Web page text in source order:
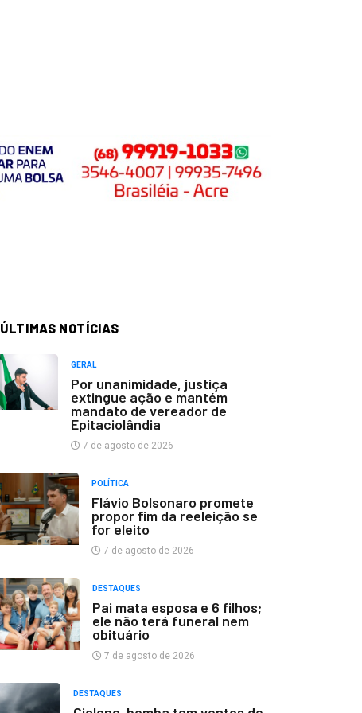
ÚLTIMAS NOTÍCIAS
GERAL
Por unanimidade, justiça
extingue ação e mantém
mandato de vereador de
Epitaciolândia
7 de agosto de 2026
POLÍTICA
Flávio Bolsonaro promete
propor fim da reeleição se
for eleito
7 de agosto de 2026
DESTAQUES
Pai mata esposa e 6 filhos;
ele não terá funeral nem
obituário
7 de agosto de 2026
DESTAQUES